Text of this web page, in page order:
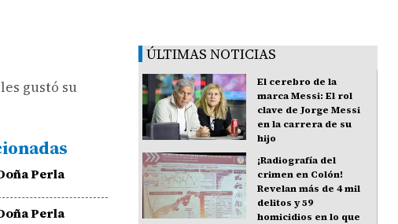
gustó su
Perla
Perla
ÚLTIMAS NOTICIAS
El cerebro de la
marca Messi: El rol
clave de Jorge Messi
en la carrera de su
hijo
¡Radiografía del
crimen en Colón!
Revelan más de 4 mil
delitos y 59
homicidios en lo que